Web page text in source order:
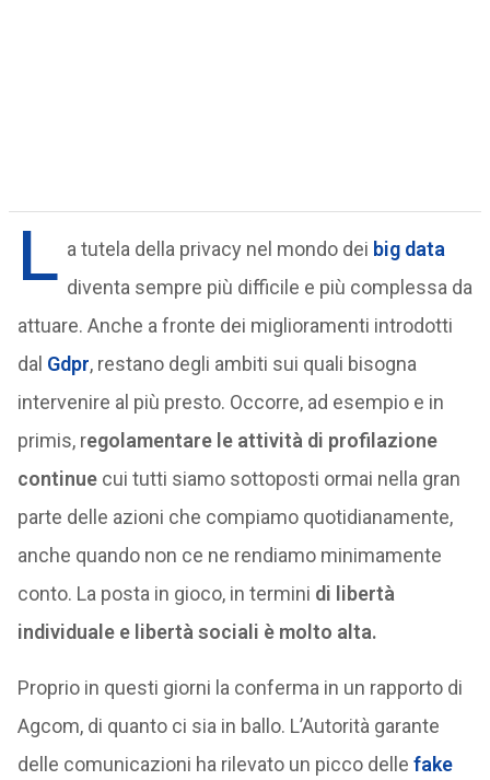
L a tutela della privacy nel mondo dei big data
diventa sempre più difficile e più complessa da
attuare. Anche a fronte dei miglioramenti introdotti
dal Gdpr, restano degli ambiti sui quali bisogna
intervenire al più presto. Occorre, ad esempio e in
primis, regolamentare le attività di profilazione
continuecui tutti siamo sottoposti ormai nella gran
parte delle azioni che compiamo quotidianamente,
anche quando non ce ne rendiamo minimamente
conto. La posta in gioco, in termini di libertà
individuale e libertà sociali è molto alta.
Proprio in questi giorni la conferma in un rapporto di
Agcom, di quanto ci sia in ballo. L’Autorità garante
delle comunicazioni ha rilevato un picco delle fake